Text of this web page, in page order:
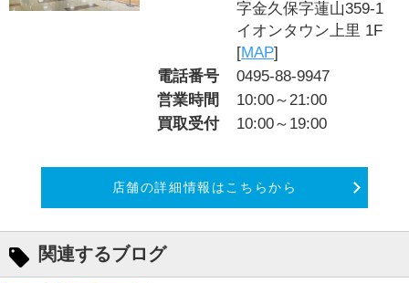
字金久保字蓮山359-1
イオンタウン上里 1F
[MAP]
電話番号
0495-88-9947
営業時間
10:00～21:00
買取受付
10:00～19:00
店舗の詳細情報はこちらから
関連するブログ